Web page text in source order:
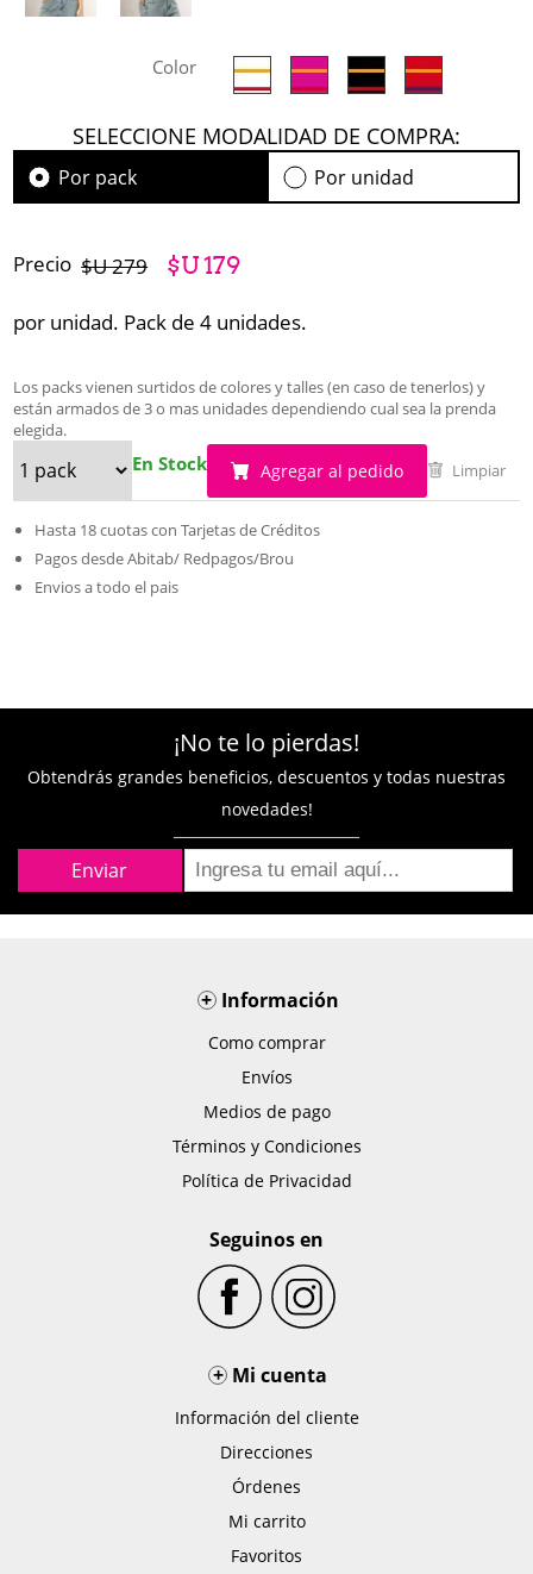
Color
SELECCIONE MODALIDAD DE COMPRA:
Por pack Por unidad
Precio $U 279 $U 179
por unidad. Pack de 4 unidades.
Los packs vienen surtidos de colores y talles (en caso de tenerlos) y
están armados de 3 o mas unidades dependiendo cual sea la prenda
elegida.
En Stock Agregar al pedido Limpiar
Hasta 18 cuotas con Tarjetas de Créditos
Pagos desde Abitab/ Redpagos/Brou
Envios a todo el pais
¡No te lo pierdas!
Obtendrás grandes beneficios, descuentos y todas nuestras
novedades!
+Información
Como comprar
Envíos
Medios de pago
Términos y Condiciones
Política de Privacidad
Seguinos en
+ Mi cuenta
Información del cliente
Direcciones
Órdenes
Mi carrito
Favoritos